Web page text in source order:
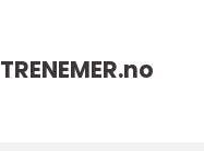
TRENEMER.no